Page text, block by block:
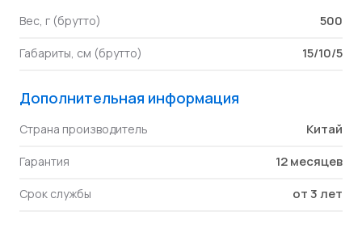
Вес, г (брутто) 500
Габариты, см (брутто) 15/10/5
Дополнительная информация
Страна производитель Китай
Гарантия 12 месяцев
Срок службы от 3 лет